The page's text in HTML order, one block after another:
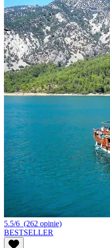
5.5/6 (262 opinie)
BESTSELLER